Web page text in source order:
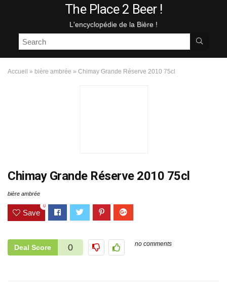
The Place 2 Beer !
L'encyclopédie de la Bière !
Accueil » bière ambrée » Chimay Grande Réserve 2010 75cl
Chimay Grande Réserve 2010 75cl
bière ambrée
Save
0
Deal Score 0 no comments